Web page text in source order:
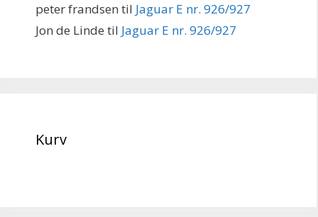
peter frandsen til Jaguar E nr. 926/927
Jon de Linde til Jaguar E nr. 926/927
Kurv